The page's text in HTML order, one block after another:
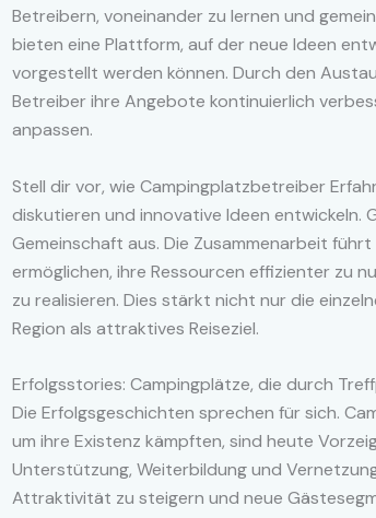
Betreibern, voneinander zu lernen und
bieten eine Plattform, auf der neue Ideen
vorgestellt werden können. Durch den
Betreiber ihre Angebote kontinuierlich
anpassen.
Stell dir vor, wie Campingplatzbetreiber
diskutieren und innovative Ideen entwickeln.
Gemeinschaft aus. Die Zusammenarbeit
ermöglichen, ihre Ressourcen effizienter zu
zu realisieren. Dies stärkt nicht nur die
Region als attraktives Reiseziel.
Erfolgsstories: Campingplätze, die durch
Die Erfolgsgeschichten sprechen für sich.
um ihre Existenz kämpften, sind heute
Unterstützung, Weiterbildung und
Attraktivität zu steigern und neue